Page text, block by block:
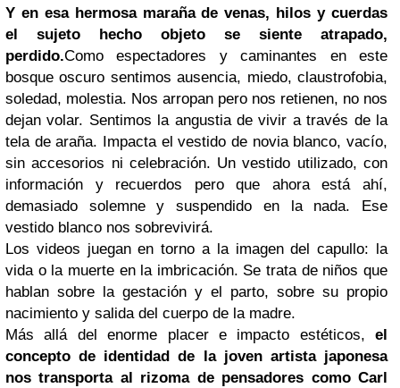
Y en esa hermosa maraña de venas, hilos y cuerdas
el sujeto hecho objeto se siente atrapado,
perdido.Como espectadores y caminantes en este
bosque oscuro sentimos ausencia, miedo, claustrofobia,
soledad, molestia. Nos arropan pero nos retienen, no nos
dejan volar. Sentimos la angustia de vivir a través de la
tela de araña. Impacta el vestido de novia blanco, vacío,
sin accesorios ni celebración. Un vestido utilizado, con
información y recuerdos pero que ahora está ahí,
demasiado solemne y suspendido en la nada. Ese
vestido blanco nos sobrevivirá.
Los videos juegan en torno a la imagen del capullo: la
vida o la muerte en la imbricación. Se trata de niños que
hablan sobre la gestación y el parto, sobre su propio
nacimiento y salida del cuerpo de la madre.
Más allá del enorme placer e impacto estéticos, el
concepto de identidad de la joven artista japonesa
nos transporta al rizoma de pensadores como Carl